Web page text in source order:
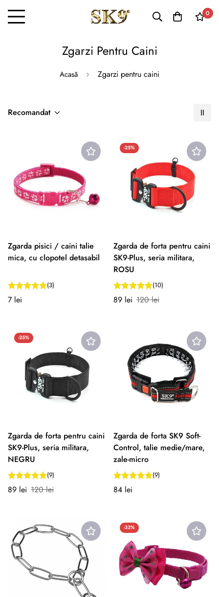
0
Zgarzi Pentru Caini
Acasă Zgarzi pentru caini
Recomandat
Zgarda pisici / caini talie
mica, cu clopotel detasabil
(3)
Preț
7 lei
-25%
Zgarda de forta pentru caini
SK9-Plus, seria militara,
ROSU
(10)
Preț
89 lei
Preț
120 lei
-25%
Zgarda de forta pentru caini
SK9-Plus, seria militara,
NEGRU
(9)
Preț
89 lei
Preț
120 lei
Zgarda de forta SK9 Soft-
Control, talie medie/mare,
zale-micro
(9)
Preț
84 lei
-33%